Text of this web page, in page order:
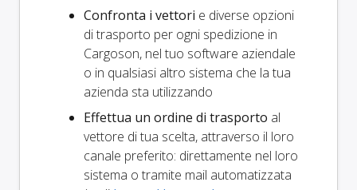
Confronta i vettori e diverse opzioni
di trasporto per ogni spedizione in
Cargoson, nel tuo software aziendale
o in qualsiasi altro sistema che la tua
azienda sta utilizzando
Effettua un ordine di trasporto al
vettore di tua scelta, attraverso il loro
canale preferito: direttamente nel loro
sistema o tramite mail automatizzata